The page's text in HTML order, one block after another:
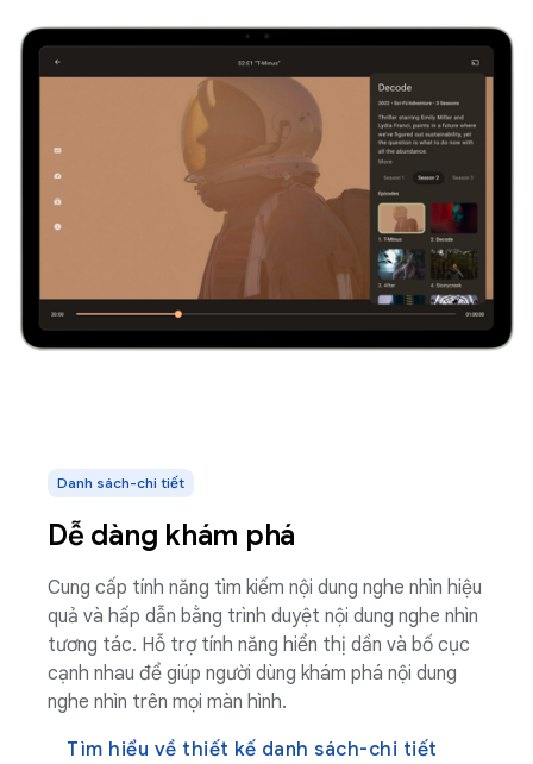
Danh sách-chi tiết
Dễ dàng khám phá
Cung cấp tính năng tìm kiếm nội dung nghe nhìn hiệu
quả và hấp dẫn bằng trình duyệt nội dung nghe nhìn
tương tác. Hỗ trợ tính năng hiển thị dần và bố cục
cạnh nhau để giúp người dùng khám phá nội dung
nghe nhìn trên mọi màn hình.
Tìm hiểu về thiết kế danh sách-chi tiết